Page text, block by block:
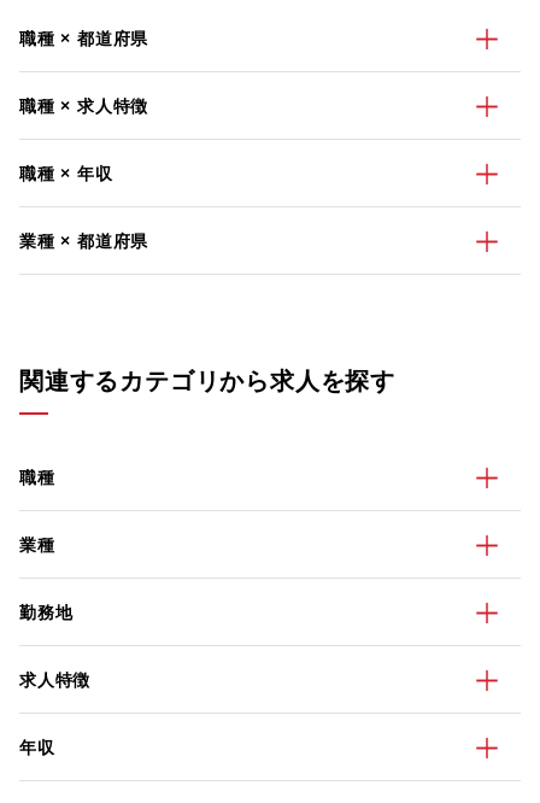
職種 × 都道府県
職種 × 求人特徴
職種 × 年収
業種 × 都道府県
関連するカテゴリから求人を探す
職種
業種
勤務地
求人特徴
年収